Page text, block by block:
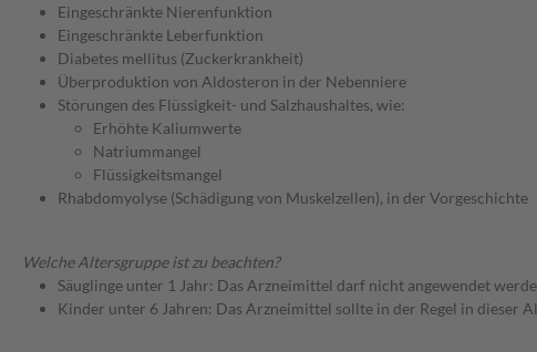
Eingeschränkte Nierenfunktion
Eingeschränkte Leberfunktion
Diabetes mellitus (Zuckerkrankheit)
Überproduktion von Aldosteron in der Nebenniere
Störungen des Flüssigkeit- und Salzhaushaltes, wie:
Erhöhte Kaliumwerte
Natriummangel
Flüssigkeitsmangel
Rhabdomyolyse (Schädigung von Muskelzellen), in der Vorgeschichte
Welche Altersgruppe ist zu beachten?
Säuglinge unter 1 Jahr: Das Arzneimittel darf nicht angewendet
Kinder unter 6 Jahren: Das Arzneimittel sollte in der Regel in dieser